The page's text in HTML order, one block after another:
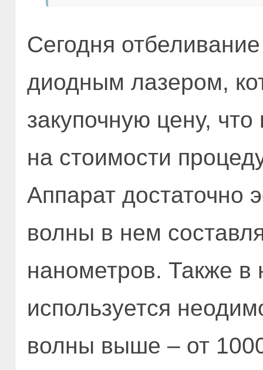
Сегодня
диодным лазером,
закупочную цену,
на стоимости
Аппарат достаточно
волны в нем
нанометров. Также в
используется
волны выше – от